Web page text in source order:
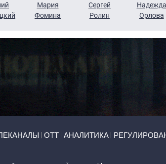
Мария
Фомина
Сергей
Ролин
Надежда
Орлова
ОТТ АНАЛИТИКА